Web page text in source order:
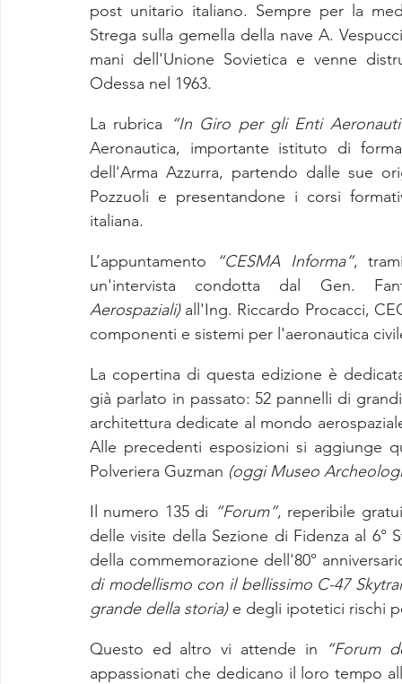
post unitario italiano. Sempre per la
Strega sulla gemella della nave A.
mani dell'Unione Sovietica e venne
Odessa nel 1963.
La rubrica
“In Giro per gli Enti
Aeronautica, importante istituto di
dell'Arma Azzurra, partendo dalle sue
Pozzuoli e presentandone i corsi
italiana.
L’appuntamento “CESMA Informa”,
un'intervista condotta dal Gen.
Aerospaziali) all'Ing. Riccardo Procacci,
componenti e sistemi per l'aeronautica
La copertina di questa edizione è
già parlato in passato: 52 pannelli di
architettura dedicate al mondo
Alle precedenti esposizioni si aggiunge
Polveriera Guzman (oggi Museo
Il numero 135 di “Forum”, reperibile
delle visite della Sezione di Fidenza al 6°
della commemorazione dell'80°
di modellismo con il bellissimo C-47
grande della storia) e degli ipotetici rischi
Questo ed altro vi attende in
“Forum
appassionati che dedicano il loro tempo